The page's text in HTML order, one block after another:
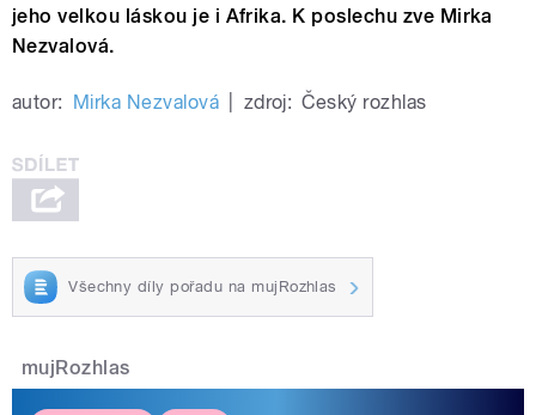
jeho velkou láskou je i Afrika. K poslechu zve Mirka
Nezvalová.
autor: Mirka Nezvalová zdroj: Český rozhlas
Všechny díly pořadu na mujRozhlas
mujRozhlas